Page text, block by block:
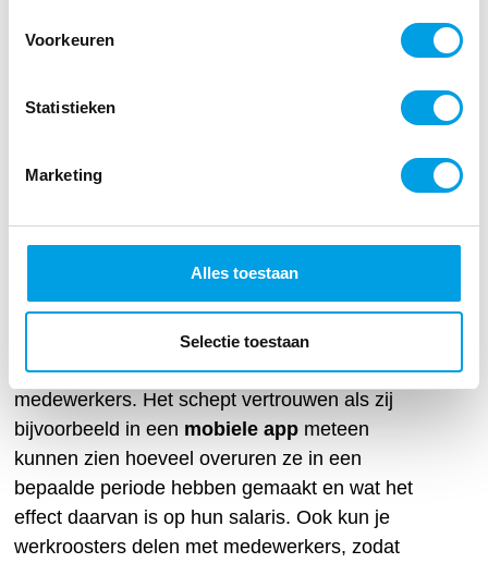
Voorkeuren
Statistieken
Marketing
Alles toestaan
Selectie toestaan
De verzamelde gegevens over gewerkte uren, al
worden verwerkt in bijvoorbeeld, HR-, planning-,
organisaties om nog betere beslissingen te
Inzicht delen met
medewerkers
Deze inzichten kun je ook delen met
medewerkers. Het schept vertrouwen als zij
bijvoorbeeld in een mobiele app meteen
kunnen zien hoeveel overuren ze in een
bepaalde periode hebben gemaakt en wat het
effect daarvan is op hun salaris. Ook kun je
werkroosters delen met medewerkers, zodat